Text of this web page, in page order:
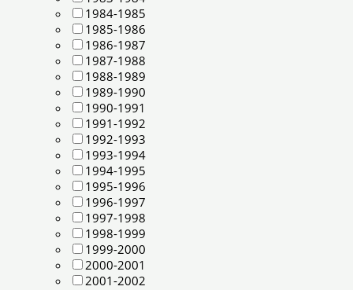
1984-1985
1985-1986
1986-1987
1987-1988
1988-1989
1989-1990
1990-1991
1991-1992
1992-1993
1993-1994
1994-1995
1995-1996
1996-1997
1997-1998
1998-1999
1999-2000
2000-2001
2001-2002